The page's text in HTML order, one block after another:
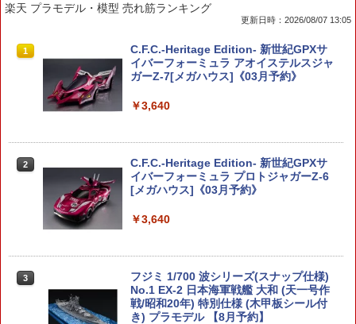
楽天 プラモデル・模型 売れ筋ランキング
更新日時：2026/08/07 13:05
1
C.F.C.-Heritage Edition- 新世紀GPXサ
イバーフォーミュラ アオイステルスジャ
ガーZ-7[メガハウス]《03月予約》
￥3,640
2
C.F.C.-Heritage Edition- 新世紀GPXサ
イバーフォーミュラ プロトジャガーZ-6
[メガハウス]《03月予約》
￥3,640
3
フジミ 1/700 波シリーズ(スナップ仕様)
No.1 EX-2 日本海軍戦艦 大和 (天一号作
戦/昭和20年) 特別仕様 (木甲板シール付
き) プラモデル 【8月予約】